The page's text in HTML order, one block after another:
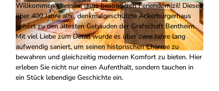
A
C
K
A
C
K
E
R
B
U
╠
A
C
K
E
R
B
U
╠
Willkommen in einem ganz besonderen Feriendomizil! Dieses
über 400 Jahre alte, denkmalgeschützte Ackerbürgerhaus
gehört zu den ältesten Gebäuden der Grafschaft Bentheim.
Mit viel Liebe zum Detail wurde es über zwei Jahre lang
aufwendig saniert, um seinen historischen Charme zu
bewahren und gleichzeitig modernen Komfort zu bieten. Hier
erleben Sie nicht nur einen Aufenthalt, sondern tauchen in
ein Stück lebendige Geschichte ein.